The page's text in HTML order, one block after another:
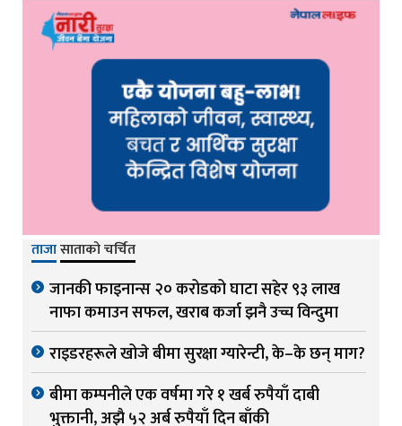
ताजासाताको चर्चित
जानकी फाइनान्स २० करोडको घाटा सहेर ९३ लाख
नाफा कमाउन सफल, खराब कर्जा झनै उच्च विन्दुमा
राइडरहरूले खोजे बीमा सुरक्षा ग्यारेन्टी, के–के छन् माग?
बीमा कम्पनीले एक वर्षमा गरे १ खर्ब रुपैयाँ दाबी
भुक्तानी, अझै ५२ अर्ब रुपैयाँ दिन बाँकी